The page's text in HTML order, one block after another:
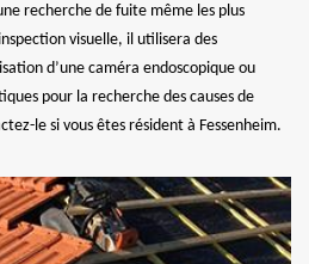
recherche de fuite même les plus
visuelle, il utilisera des
d’une caméra endoscopique ou
pour la recherche des causes de
le si vous êtes résident à Fessenheim.